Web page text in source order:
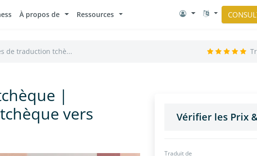
À propos de Ressources
de traduction tchè...
|
vers